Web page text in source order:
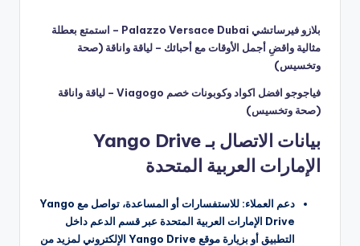
بلازو فيرساتشي Palazzo Versace Dubai – استمتع بعطلة
مثالية واقضِ أجمل الأوقات مع أحبائك – لياقة واناقة (صحة
وتخسيس)
فياجوجو افضل اكواد وكوبونات خصم Viagogo – لياقة واناقة
(صحة وتخسيس)
بيانات الاتصال بـ Yango Drive
الإمارات العربية المتحدة
دعم العملاء: للاستفسارات أو المساعدة، تواصل مع Yango
Drive الإمارات العربية المتحدة عبر قسم الدعم داخل
التطبيق أو بزيارة موقع Yango Drive الإلكتروني لمزيد من